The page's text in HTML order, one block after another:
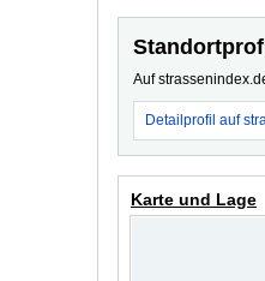
Auf
Detailprofil auf
Karte und Lage